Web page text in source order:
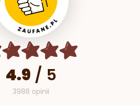
4.9 / 5
3988 opinii